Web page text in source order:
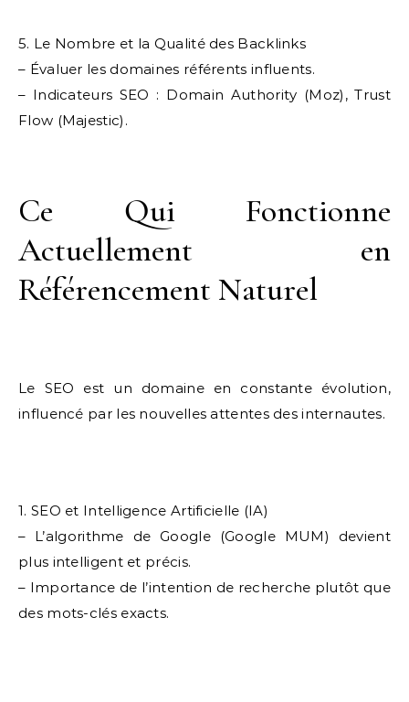
5. Le Nombre et la Qualité des Backlinks
– Évaluer les domaines référents influents.
– Indicateurs SEO : Domain Authority (Moz), Trust
Flow (Majestic).
Ce Qui Fonctionne
Actuellement en
Référencement Naturel
Le SEO est un domaine en constante évolution,
influencé par les nouvelles attentes des internautes.
1. SEO et Intelligence Artificielle (IA)
– L’algorithme de Google (Google MUM) devient
plus intelligent et précis.
– Importance de l’intention de recherche plutôt que
des mots-clés exacts.